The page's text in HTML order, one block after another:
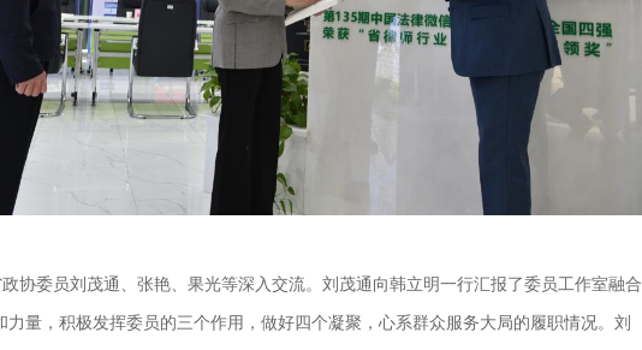
协委员刘茂通、张艳、果光等深入交流。刘茂通向韩立明一行汇报了委员工作室融合
量，积极发挥委员的三个作用，做好四个凝聚，心系群众服务大局的履职情况。刘